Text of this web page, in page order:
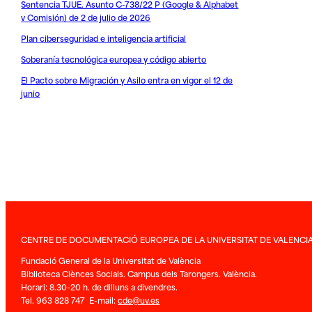
Sentencia TJUE. Asunto C-738/22 P (Google & Alphabet
v Comisión) de 2 de julio de 2026
Plan ciberseguridad e inteligencia artificial
Soberanía tecnológica europea y código abierto
El Pacto sobre Migración y Asilo entra en vigor el 12 de
junio
CENTRE DE DOCUMENTACIÓ EUROPEA DE LA UNIVERSITAT DE
Fundació General de la Universitat de València
Biblioteca Ciènces Socials. Campus dels Tarongers. València.
Horari: 8.30-20 h. de dilluns a divendres.
Tel. 963 828 747 E-mail:cde@uv.es